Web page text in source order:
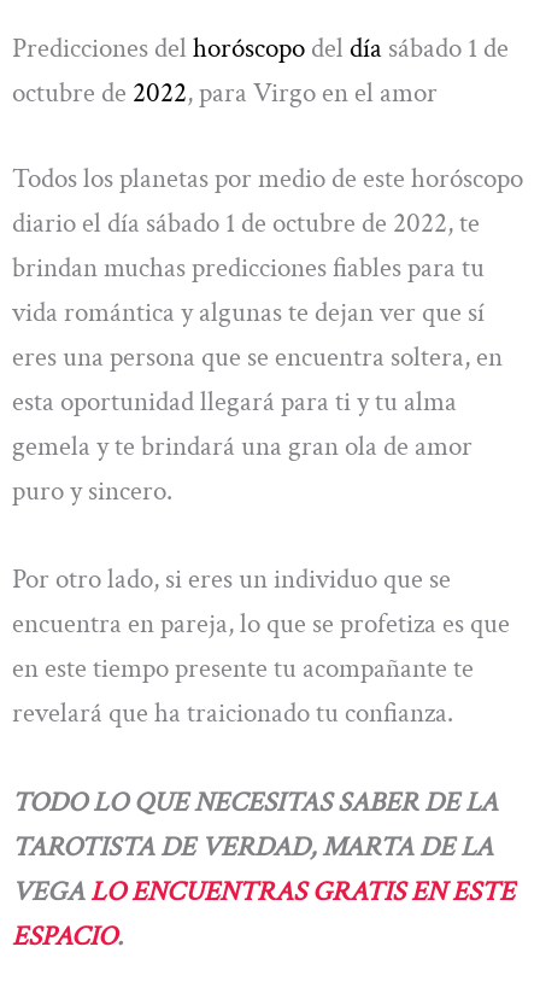
Predicciones del horóscopo del día sábado 1 de
octubre de 2022, para Virgo en el amor
Todos los planetas por medio de este horóscopo
diario el día sábado 1 de octubre de 2022, te
brindan muchas predicciones fiables para tu
vida romántica y algunas te dejan ver que sí
eres una persona que se encuentra soltera, en
esta oportunidad llegará para ti y tu alma
gemela y te brindará una gran ola de amor
puro y sincero.
Por otro lado, si eres un individuo que se
encuentra en pareja, lo que se profetiza es que
en este tiempo presente tu acompañante te
revelará que ha traicionado tu confianza.
TODO LO QUE NECESITAS SABER DE LA
TAROTISTA DE VERDAD, MARTA DE LA
VEGALO ENCUENTRAS GRATIS EN ESTE
ESPACIO.